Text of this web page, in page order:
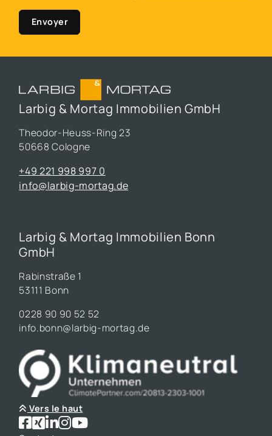
Envoyer
Larbig & Mortag Immobilien GmbH
Theodor-Heuss-Ring 23
50668 Cologne
+49 221 998 997 0
info@larbig-mortag.de
Larbig & Mortag Immobilien Bonn
GmbH
Rabinstraße 1
53111 Bonn
0228 90 90 52 52
info.bonn@larbig-mortag.de
Vers le haut